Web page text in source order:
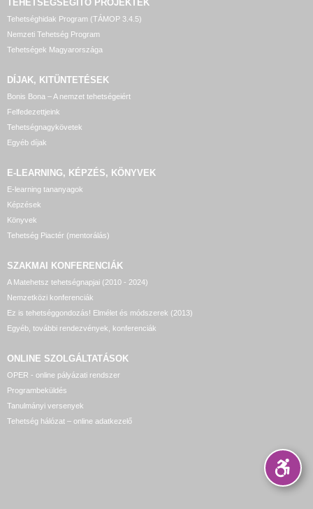
TEHETSÉGSEGÍTŐ PROJEKTEK
Tehetséghidak Program (TÁMOP 3.4.5)
Nemzeti Tehetség Program
Tehetségek Magyarországa
DÍJAK, KITÜNTETÉSEK
Bonis Bona – A nemzet tehetségeiért
Felfedezettjeink
Tehetségnagykövetek
Egyéb díjak
E-LEARNING, KÉPZÉS, KÖNYVEK
E-learning tananyagok
Képzések
Könyvek
Tehetség Piactér (mentorálás)
SZAKMAI KONFERENCIÁK
A Matehetsz tehetségnapjai (2010 - 2024)
Nemzetközi konferenciák
Ez is tehetséggondozás! Elmélet és módszerek (2013)
Egyéb, további rendezvények, konferenciák
ONLINE SZOLGÁLTATÁSOK
OPER - online pályázati rendszer
Programbeküldés
Tanulmányi versenyek
Tehetség hálózat – online adatkezelő